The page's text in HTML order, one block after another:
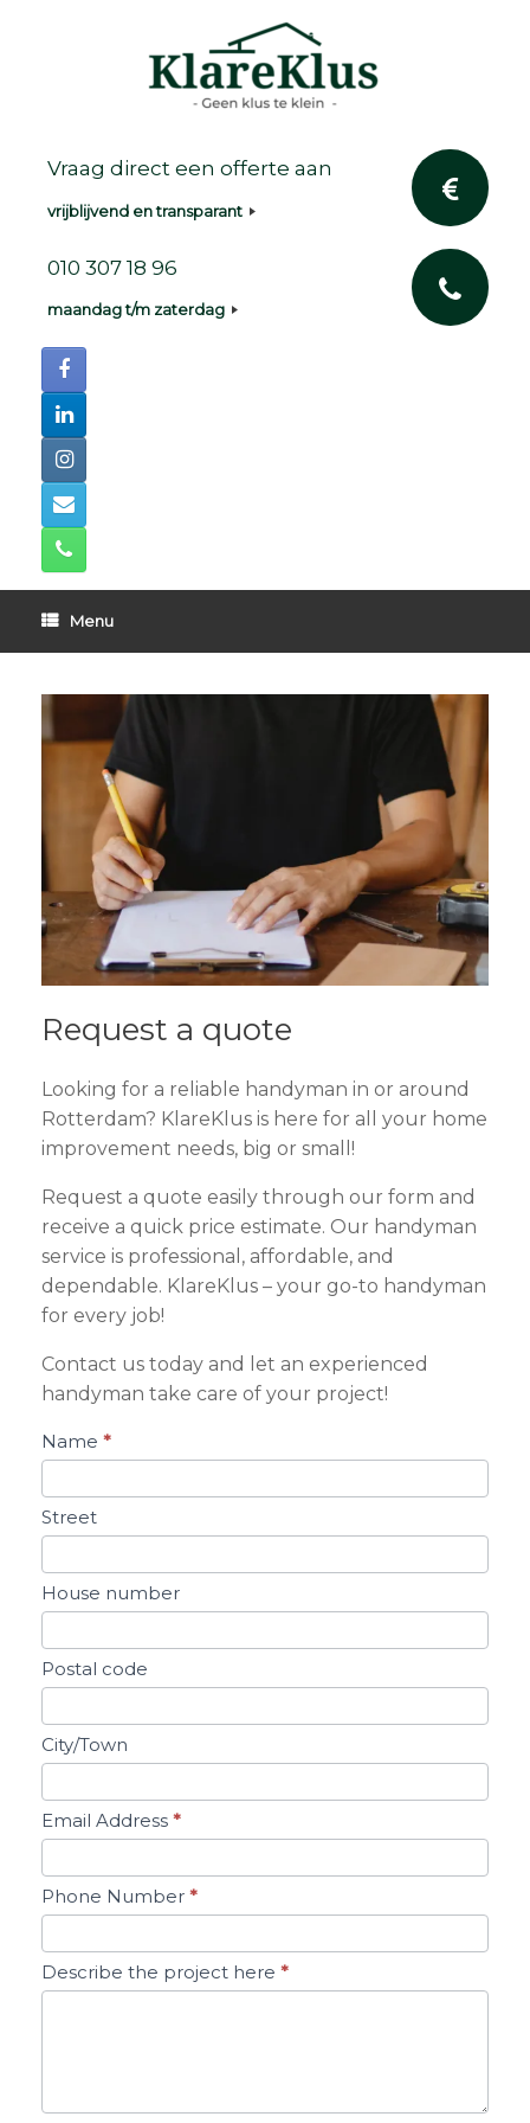
Vraag direct een offerte aan
vrijblijvend en transparant
010 307 18 96
maandag t/m zaterdag
Menu
Request a quote
Looking for a reliable handyman in or around
Rotterdam? KlareKlus is here for all your home
improvement needs, big or small!
Request a quote easily through our form and
receive a quick price estimate. Our handyman
service is professional, affordable, and
dependable. KlareKlus – your go-to handyman
for every job!
Contact us today and let an experienced
handyman take care of your project!
Request
a
quote
Name *
Street
House number
Postal code
City/Town
Email Address *
Phone Number *
Describe the project here *